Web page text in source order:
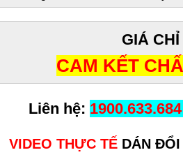
GIÁ
CAM KẾT
Liên hệ:
VIDEO THỰC TẾ DÁN ĐỔI